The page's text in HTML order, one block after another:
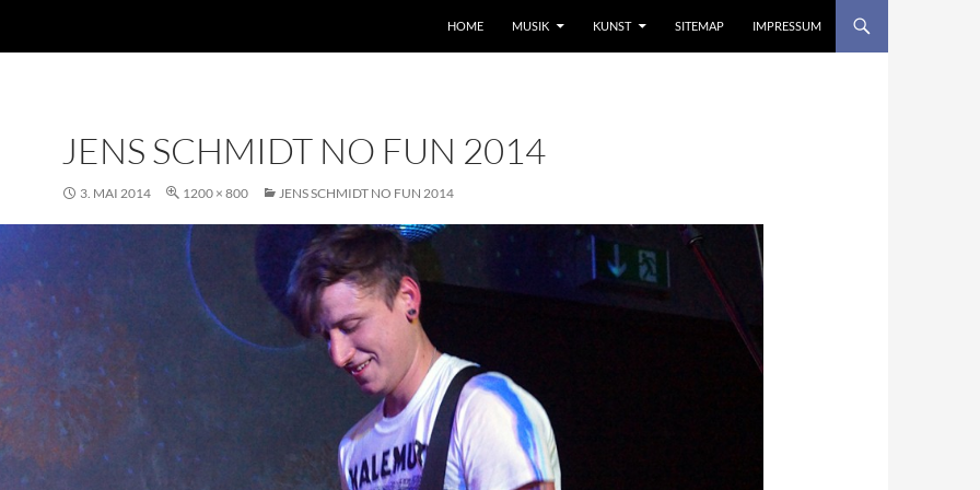
HOME MUSIK KUNST SITEMAP IMPRESSUM
JENS SCHMIDT NO FUN 2014
3. MAI 2014 1200 × 800 JENS SCHMIDT NO FUN 2014